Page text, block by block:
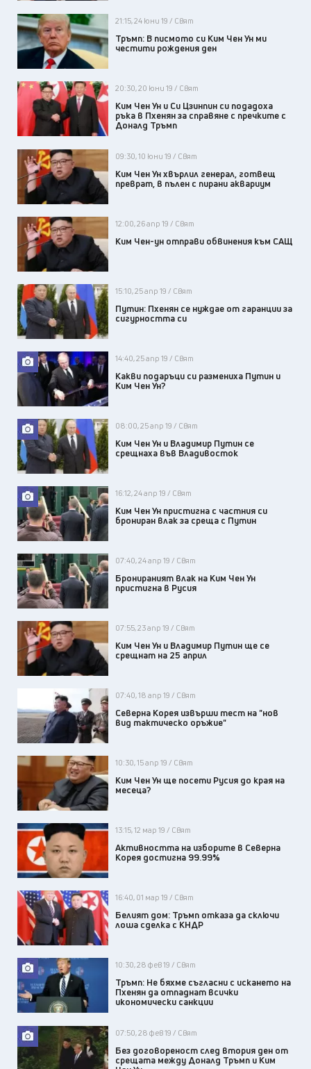
21:15, 24 юни 19 / Свят
Тръмп: В писмото си Ким Чен Ун ми
честити рождения ден
20:30, 20 юни 19 / Свят
Ким Чен Ун и Си Цзинпин си подадоха
ръка в Пхенян за справяне с пречките с
Доналд Тръмп
09:30, 10 юни 19 / Свят
Ким Чен Ун хвърлил генерал, готвещ
преврат, в пълен с пирани аквариум
12:00, 26 апр 19 / Свят
Ким Чен-ун отправи обвинения към САЩ
15:10, 25 апр 19 / Свят
Путин: Пхенян се нуждае от гаранции за
сигурността си
14:40, 25 апр 19 / Свят
Какви подаръци си размениха Путин и
Ким Чен Ун?
08:00, 25 апр 19 / Свят
Ким Чен Ун и Владимир Путин се
срещнаха във Владивосток
16:12, 24 апр 19 / Свят
Ким Чен Ун пристигна с частния си
брониран влак за среща с Путин
07:40, 24 апр 19 / Свят
Бронираният влак на Ким Чен Ун
пристигна в Русия
07:55, 23 апр 19 / Свят
Ким Чен Ун и Владимир Путин ще се
срещнат на 25 април
07:40, 18 апр 19 / Свят
Северна Корея извърши тест на "нов
вид тактическо оръжие"
10:30, 15 апр 19 / Свят
Ким Чен Ун ще посети Русия до края на
месеца?
13:15, 12 мар 19 / Свят
Активността на изборите в Северна
Корея достигна 99.99%
16:40, 01 мар 19 / Свят
Белият дом: Тръмп отказа да сключи
лоша сделка с КНДР
10:30, 28 фев 19 / Свят
Тръмп: Не бяхме съгласни с искането на
Пхенян да отпаднат всички
икономически санкции
07:50, 28 фев 19 / Свят
Без договореност след втория ден от
срещата между Доналд Тръмп и Ким